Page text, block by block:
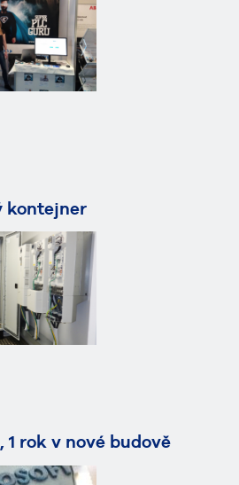
kontejner
1 rok v nové budově